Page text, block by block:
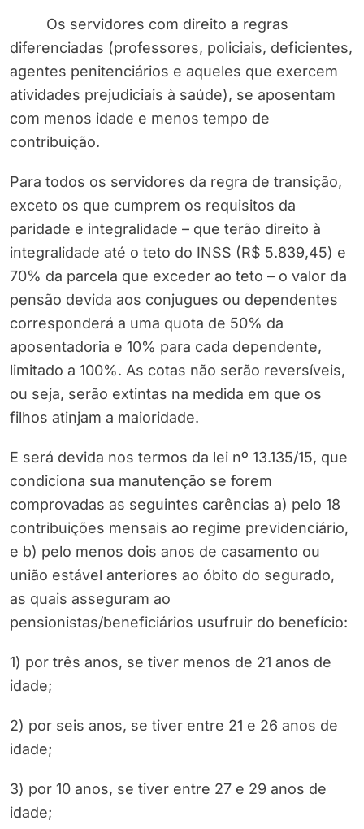
Os servidores com direito a regras
diferenciadas (professores, policiais, deficientes,
agentes penitenciários e aqueles que exercem
atividades prejudiciais à saúde), se aposentam
com menos idade e menos tempo de
contribuição.
Para todos os servidores da regra de transição,
exceto os que cumprem os requisitos da
paridade e integralidade – que terão direito à
integralidade até o teto do INSS (R$ 5.839,45) e
70% da parcela que exceder ao teto – o valor da
pensão devida aos conjugues ou dependentes
corresponderá a uma quota de 50% da
aposentadoria e 10% para cada dependente,
limitado a 100%. As cotas não serão reversíveis,
ou seja, serão extintas na medida em que os
filhos atinjam a maioridade.
E será devida nos termos da lei nº 13.135/15, que
condiciona sua manutenção se forem
comprovadas as seguintes carências a) pelo 18
contribuições mensais ao regime previdenciário,
e b) pelo menos dois anos de casamento ou
união estável anteriores ao óbito do segurado,
as quais asseguram ao
pensionistas/beneficiários usufruir do benefício:
1) por três anos, se tiver menos de 21 anos de
idade;
2) por seis anos, se tiver entre 21 e 26 anos de
idade;
3) por 10 anos, se tiver entre 27 e 29 anos de
idade;